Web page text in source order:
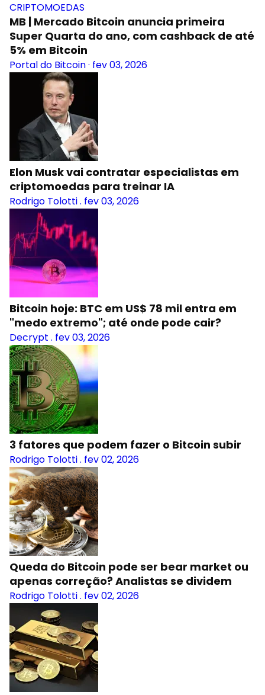
CRIPTOMOEDAS
MB | Mercado Bitcoin anuncia primeira
Super Quarta do ano, com cashback de até
5% em Bitcoin
Portal do Bitcoin· fev 03, 2026
Elon Musk vai contratar especialistas em
criptomoedas para treinar IA
Rodrigo Tolotti. fev 03, 2026
Bitcoin hoje: BTC em US$ 78 mil entra em
"medo extremo"; até onde pode cair?
Decrypt . fev 03, 2026
3 fatores que podem fazer o Bitcoin subir
Rodrigo Tolotti. fev 02, 2026
Queda do Bitcoin pode ser bear market ou
apenas correção? Analistas se dividem
Rodrigo Tolotti. fev 02, 2026